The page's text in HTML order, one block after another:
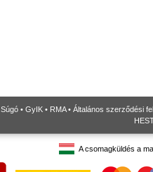
Súgó • GyIK • RMA• Általános szerződési
A csomagküldés a